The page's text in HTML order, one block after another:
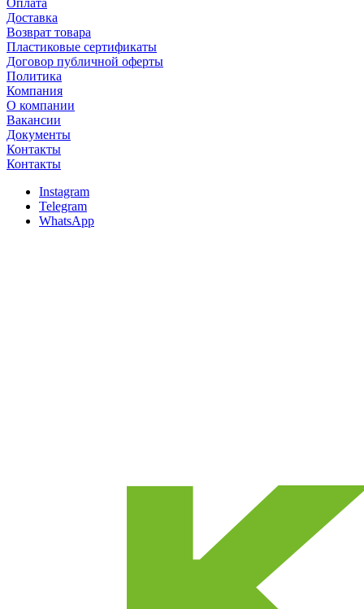
Оплата
Доставка
Возврат товара
Пластиковые сертификаты
Договор публичной оферты
Политика
Компания
О компании
Вакансии
Документы
Контакты
Контакты
Instagram
Telegram
WhatsApp